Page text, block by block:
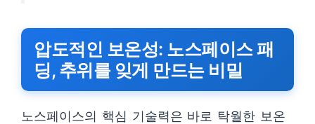
압도적인 보온성: 노스페이스 패
딩, 추위를 잊게 만드는 비밀
노스페이스의 핵심 기술력은 바로 탁월한 보온